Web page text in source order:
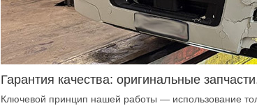
Гарантия качества: оригинальные
Ключевой принцип нашей работы — использование